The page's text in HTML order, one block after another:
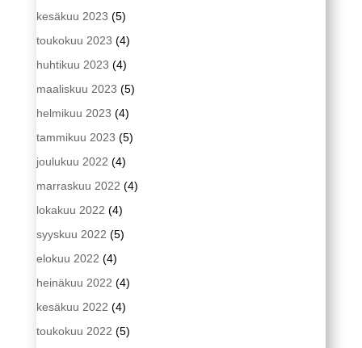
kesäkuu 2023 (5)
toukokuu 2023 (4)
huhtikuu 2023 (4)
maaliskuu 2023 (5)
helmikuu 2023 (4)
tammikuu 2023 (5)
joulukuu 2022 (4)
marraskuu 2022 (4)
lokakuu 2022 (4)
syyskuu 2022 (5)
elokuu 2022 (4)
heinäkuu 2022 (4)
kesäkuu 2022 (4)
toukokuu 2022 (5)